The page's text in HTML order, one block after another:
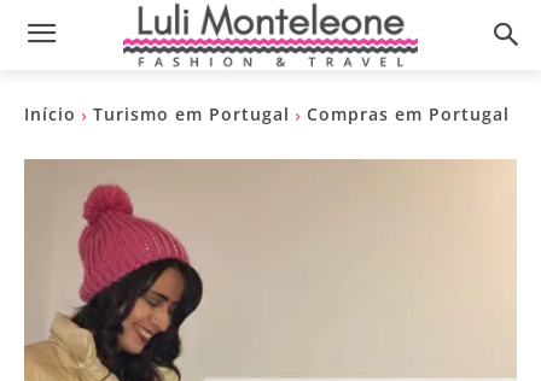
Início Turismo em Portugal Compras em Portugal